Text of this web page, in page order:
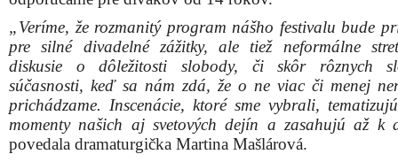
„Veríme, že rozmanitý program nášho festivalu bude
pre silné divadelné zážitky, ale tiež neformálne
diskusie o dôležitosti slobody, či skôr rôznych
súčasnosti, keď sa nám zdá, že o ne viac či menej
prichádzame. Inscenácie, ktoré sme vybrali,
momenty našich aj svetových dejín a zasahujú až k
povedala dramaturgička Martina Mašlárová.